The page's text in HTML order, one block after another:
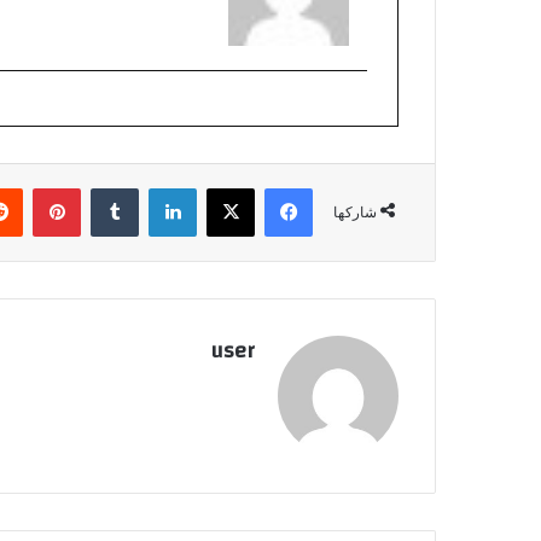
شاركها
فيسبوك ‫X لينكدإن
user